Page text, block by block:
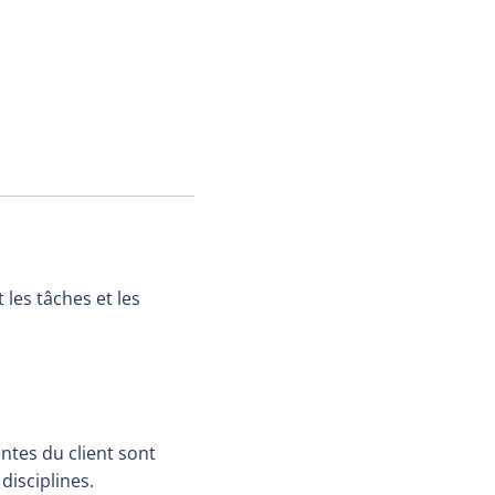
tâches et les
du client sont